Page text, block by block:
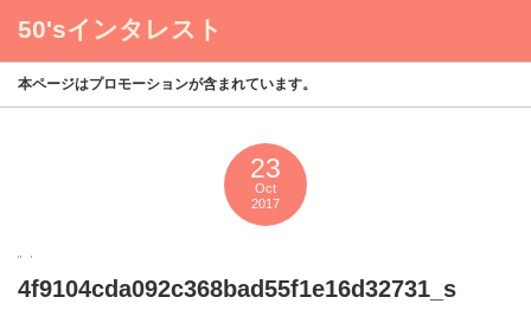
50'sインタレスト
本ページはプロモーションが含まれています。
23
Oct
2017
4f9104cda092c368bad55f1e16d32731_s